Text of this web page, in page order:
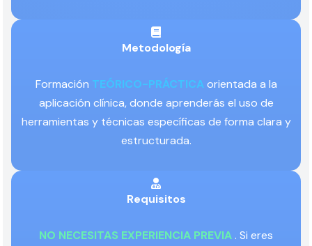
Metodología
Formación TEÓRICO-PRÁCTICAorientada a la
aplicación clínica, donde aprenderás el uso de
herramientas y técnicas específicas de forma clara y
estructurada.
Requisitos
NO NECESITAS EXPERIENCIA PREVIA . Si eres